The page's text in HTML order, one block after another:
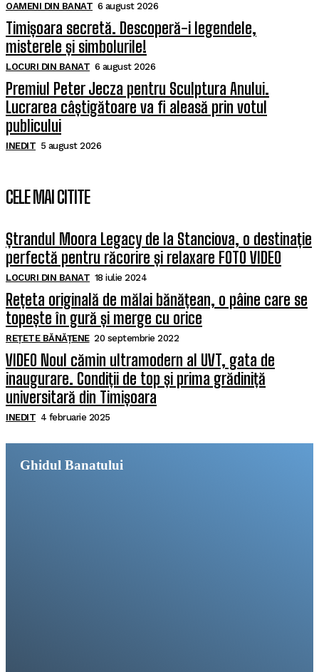
OAMENI DIN BANAT 6 august 2026
Timișoara secretă. Descoperă-i legendele,
misterele și simbolurile!
LOCURI DIN BANAT 6 august 2026
Premiul Peter Jecza pentru Sculptura Anului.
Lucrarea câștigătoare va fi aleasă prin votul
publicului
INEDIT 5 august 2026
CELE MAI CITITE
Ștrandul Moora Legacy de la Stanciova, o destinație
perfectă pentru răcorire și relaxare FOTO VIDEO
LOCURI DIN BANAT 18 iulie 2024
Rețeta originală de mălai bănățean, o pâine care se
topește în gură și merge cu orice
REȚETE BĂNĂȚENE 20 septembrie 2022
VIDEO Noul cămin ultramodern al UVT, gata de
inaugurare. Condiții de top și prima grădiniță
universitară din Timișoara
INEDIT 4 februarie 2025
Ghidul Banatului